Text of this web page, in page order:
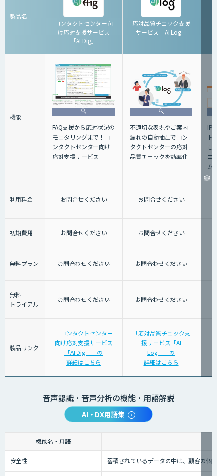
製品名
コンタクトセンター向
け応対支援サービス
「AI Dig」
応対品質チェック支援
サービス「AI Log」
機能
FAQ支援から応対状況の
モニタリングまで！コ
ンタクトセンター向け
応対支援サービス
不適切な表現やご案内
漏れの自動抽出でコン
タクトセンターの応対
品質チェックを効率化
IP-
ト
し
コ
ム
利用料金 お問合せください お問合せください
初期費用 お問合せください お問合せください
無料プラン お問合わせください お問合わせください
無料
トライアル
お問合わせください お問合わせください
製品リンク
「コンタクトセンター
向け応対支援サービス
「AI Dig」」の
詳細はこちら
「応対品質チェック支
援サービス「AI
Log」」の
詳細はこちら
音声認識・音声分析の機能・用語解説
AI・DX用語集
機能名・用語
安全性 蓄積されているデータの中は、顧客の個